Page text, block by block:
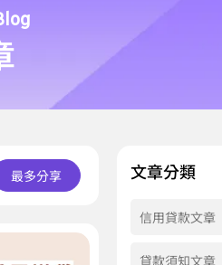
最多分享 文章分類
信用貸款文章
貸款須知文章